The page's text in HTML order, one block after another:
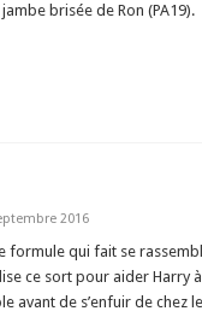
brisée de Ron (PA19).
2016
formule qui fait se
ce sort pour aider Harry
avant de s’enfuir de chez